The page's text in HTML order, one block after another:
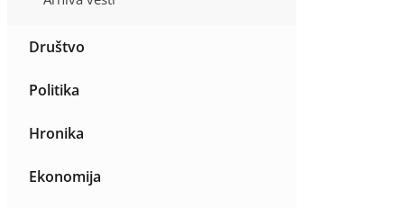
Društvo
Politika
Hronika
Ekonomija